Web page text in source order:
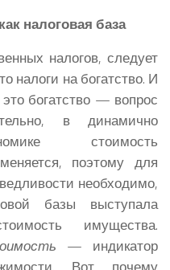
налоговая база
налогов, следует
налоги на богатство. И
богатство — вопрос
в динамично
стоимость
поэтому для
необходимо,
базы выступала
имущества.
— индикатор